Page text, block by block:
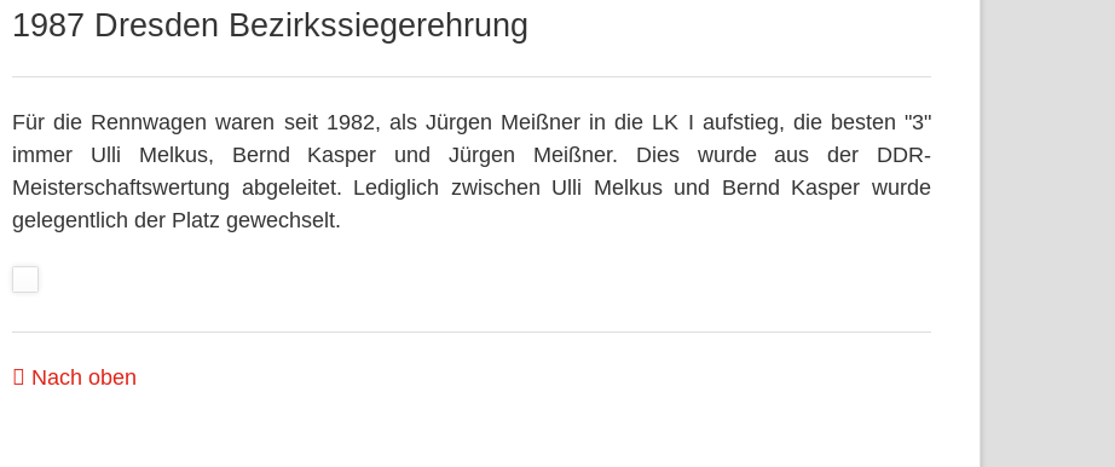
1987 Dresden Bezirkssiegerehrung
Für die Rennwagen waren seit 1982, als Jürgen Meißner in die LK I aufstieg, die besten "3"
immer Ulli Melkus, Bernd Kasper und Jürgen Meißner. Dies wurde aus der DDR-
Meisterschaftswertung abgeleitet. Lediglich zwischen Ulli Melkus und Bernd Kasper wurde
gelegentlich der Platz gewechselt.
Nach oben